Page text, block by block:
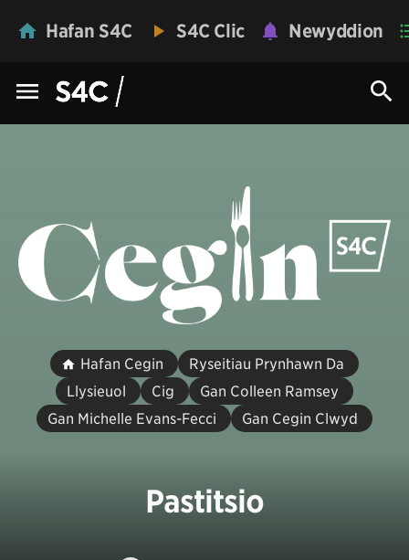
Hafan S4C S4C Clic Newyddion
Hafan Cegin
Ryseitiau Prynhawn Da
Llysieuol
Cig
Gan Colleen Ramsey
Gan Michelle Evans-Fecci
Gan Cegin Clwyd
Pastitsio